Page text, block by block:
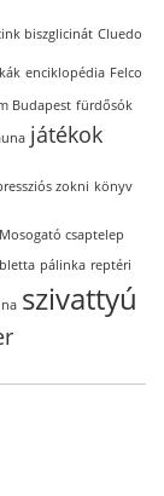
biszglicinát Cluedo
enciklopédia Felco
Budapest fürdősók
játékok
zokni könyv
Mosogató csaptelep
pálinka reptéri
szivattyú